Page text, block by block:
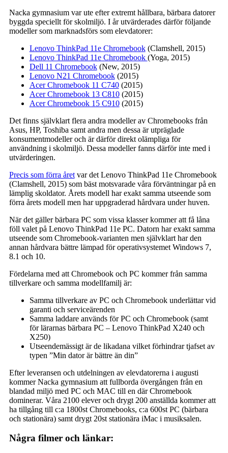
Nacka gymnasium var ute efter extremt hållbara, bärbara datorer
byggda speciellt för skolmiljö. I år utvärderades därför följande
modeller som marknadsförs som elevdatorer:
Lenovo ThinkPad 11e Chromebook(Clamshell, 2015)
Lenovo ThinkPad 11e Chromebook (Yoga, 2015)
Dell 11 Chromebook(New, 2015)
Lenovo N21 Chromebook(2015)
Acer Chromebook 11 C740(2015)
Acer Chromebook 13 C810(2015)
Acer Chromebook 15 C910(2015)
Det finns självklart flera andra modeller av Chromebooks från
Asus, HP, Toshiba samt andra men dessa är utpräglade
konsumentmodeller och är därför direkt olämpliga för
användning i skolmiljö. Dessa modeller fanns därför inte med i
utvärderingen.
Precis som förra åretvar det Lenovo ThinkPad 11e Chromebook
(Clamshell, 2015) som bäst motsvarade våra förväntningar på en
lämplig skoldator. Årets modell har exakt samma utseende som
förra årets modell men har uppgraderad hårdvara under huven.
När det gäller bärbara PC som vissa klasser kommer att få låna
föll valet på Lenovo ThinkPad 11e PC. Datorn har exakt samma
utseende som Chromebook-varianten men självklart har den
annan hårdvara bättre lämpad för operativsystemet Windows 7,
8.1 och 10.
Fördelarna med att Chromebook och PC kommer från samma
tillverkare och samma modellfamilj är:
Samma tillverkare av PC och Chromebook underlättar vid
garanti och serviceärenden
Samma laddare används för PC och Chromebook (samt
för lärarnas bärbara PC – Lenovo ThinkPad X240 och
X250)
Utseendemässigt är de likadana vilket förhindrar tjafset av
typen ”Min dator är bättre än din”
Efter leveransen och utdelningen av elevdatorerna i augusti
kommer Nacka gymnasium att fullborda övergången från en
blandad miljö med PC och MAC till en där Chromebook
dominerar. Våra 2100 elever och drygt 200 anställda kommer att
ha tillgång till c:a 1800st Chromebooks, c:a 600st PC (bärbara
och stationära) samt drygt 20st stationära iMac i musiksalen.
Några filmer och länkar: